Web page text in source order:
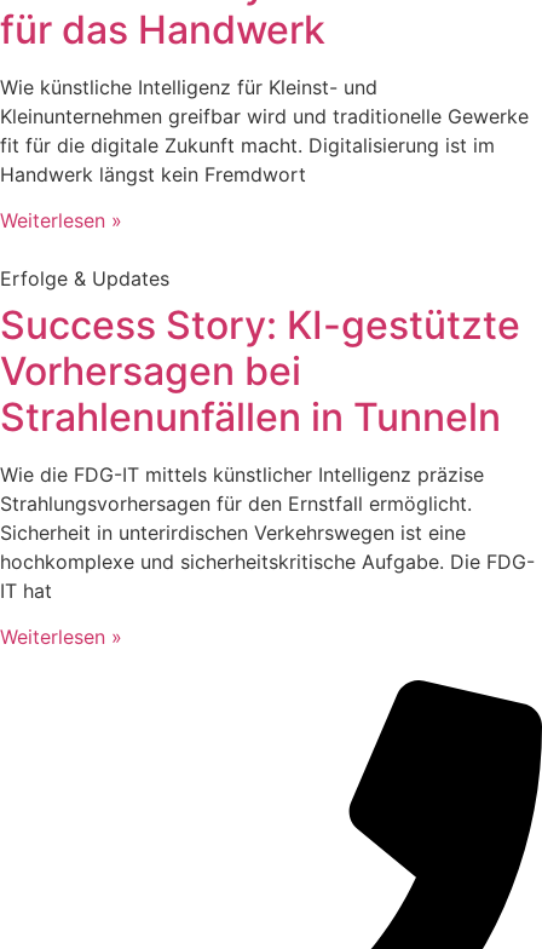
für das Handwerk
Wie künstliche Intelligenz für Kleinst- und
Kleinunternehmen greifbar wird und traditionelle Gewerke
fit für die digitale Zukunft macht. Digitalisierung ist im
Handwerk längst kein Fremdwort
Weiterlesen »
Erfolge & Updates
Success Story: KI-gestützte
Vorhersagen bei
Strahlenunfällen in Tunneln
Wie die FDG-IT mittels künstlicher Intelligenz präzise
Strahlungsvorhersagen für den Ernstfall ermöglicht.
Sicherheit in unterirdischen Verkehrswegen ist eine
hochkomplexe und sicherheitskritische Aufgabe. Die FDG-
IT hat
Weiterlesen »